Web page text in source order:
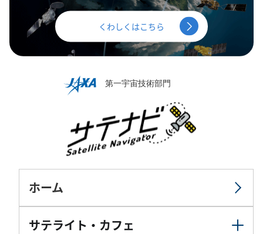
くわしくはこちら
ホーム
サテライト・カフェ